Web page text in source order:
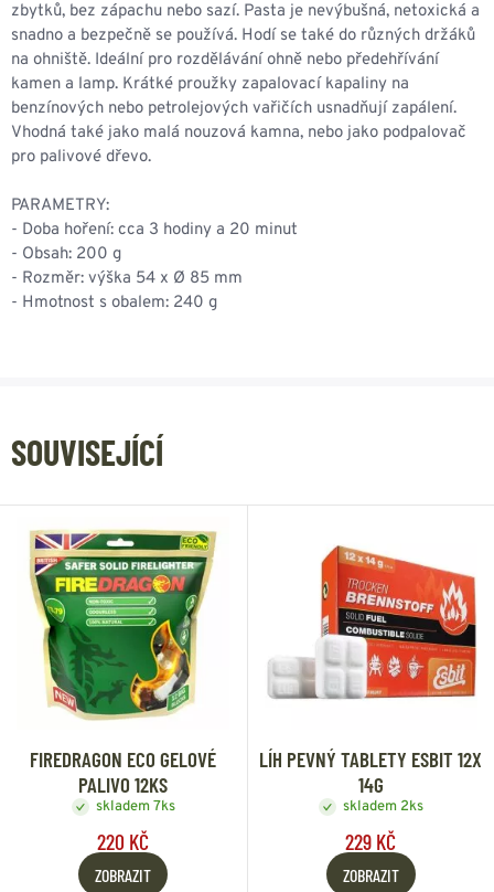
zbytků, bez zápachu nebo sazí. Pasta je nevýbušná, netoxická a
snadno a bezpečně se používá. Hodí se také do různých držáků
na ohniště. Ideální pro rozdělávání ohně nebo předehřívání
kamen a lamp. Krátké proužky zapalovací kapaliny na
benzínových nebo petrolejových vařičích usnadňují zapálení.
Vhodná také jako malá nouzová kamna, nebo jako podpalovač
pro palivové dřevo.
PARAMETRY:
- Doba hoření: cca 3 hodiny a 20 minut
- Obsah: 200 g
- Rozměr: výška 54 x Ø 85 mm
- Hmotnost s obalem: 240 g
SOUVISEJÍCÍ
FIREDRAGON ECO GELOVÉ
PALIVO 12KS
skladem 7ks
220 KČ
ZOBRAZIT
LÍH PEVNÝ TABLETY ESBIT 12X
14G
skladem 2ks
229 KČ
ZOBRAZIT